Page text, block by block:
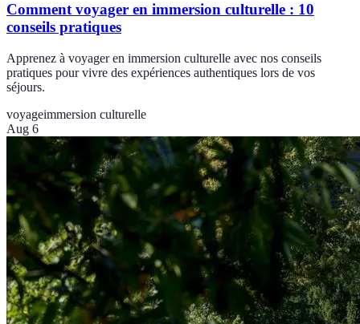
Comment voyager en immersion culturelle : 10
conseils pratiques
Apprenez à voyager en immersion culturelle avec nos conseils
pratiques pour vivre des expériences authentiques lors de vos
séjours.
voyageimmersion culturelle
Aug 6